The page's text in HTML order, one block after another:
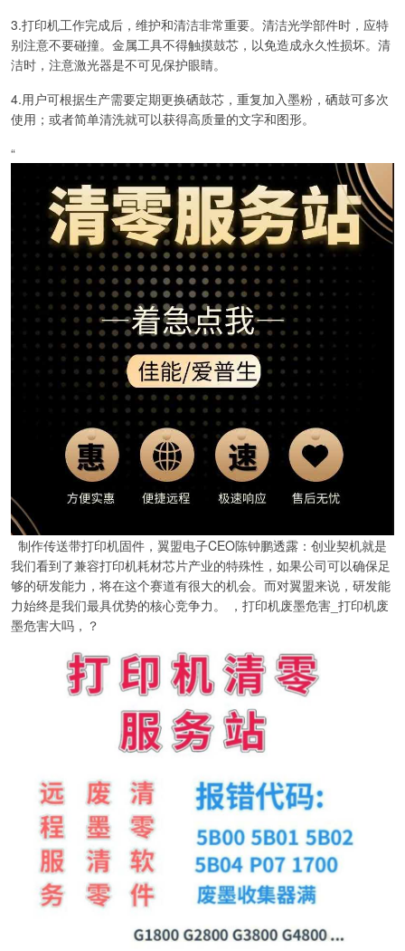
3.打印机工作完成后，维护和清洁非常重要。清洁光学部件时，应特
别注意不要碰撞。金属工具不得触摸鼓芯，以免造成永久性损坏。清
洁时，注意激光器是不可见保护眼睛。
4.用户可根据生产需要定期更换硒鼓芯，重复加入墨粉，硒鼓可多次
使用；或者简单清洗就可以获得高质量的文字和图形。
“
制作传送带打印机固件，翼盟电子CEO陈钟鹏透露：创业契机就是
我们看到了兼容打印机耗材芯片产业的特殊性，如果公司可以确保足
够的研发能力，将在这个赛道有很大的机会。而对翼盟来说，研发能
力始终是我们最具优势的核心竞争力。 ，打印机废墨危害_打印机废
墨危害大吗，？